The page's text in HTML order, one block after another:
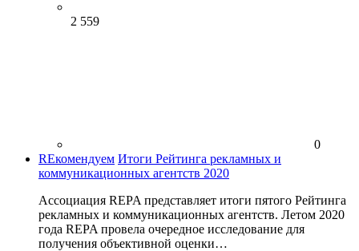
2 559
0
REкомендуем Итоги Рейтинга рекламных и
коммуникационных агентств 2020
Ассоциация REPA представляет итоги пятого Рейтинга
рекламных и коммуникационных агентств. Летом 2020
года REPA провела очередное исследование для
получения объективной оценки…